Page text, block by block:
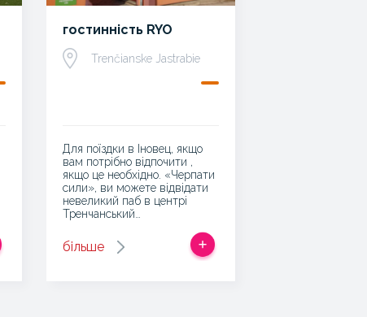
гостинність RYO
Trenčianske Jastrabie
Для поїздки в Іновец, якщо
вам потрібно відпочити ,
якщо це необхідно. «Черпати
сили», ви можете відвідати
невеликий паб в центрі
Тренчанський…
більше